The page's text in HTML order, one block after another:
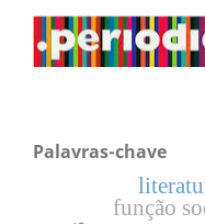
Palavras-chave
função